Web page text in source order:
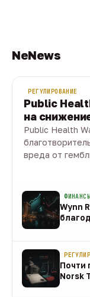
NeNews
РЕГУЛИРОВАНИЕ
Public
на
Public Health
вреда от
ФИНАНСЫ
Wynn
Почти
Norsk